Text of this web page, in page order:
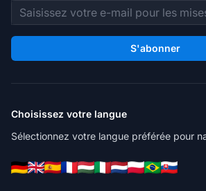
Adresse e-mail
S'abonner
Choisissez votre langue
Sélectionnez votre langue préférée pour